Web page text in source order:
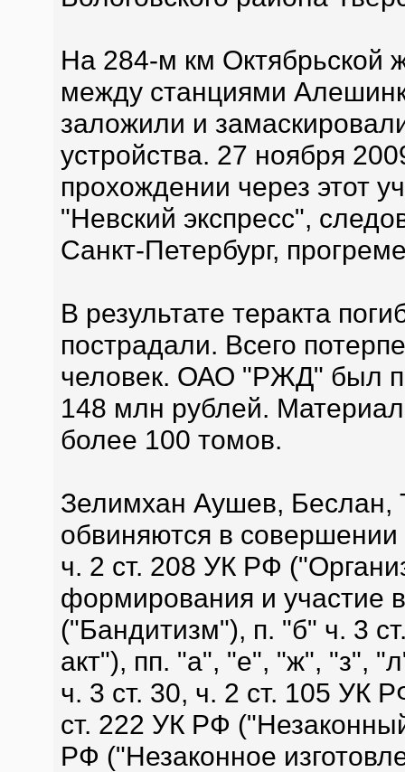
На 284-м км Октябрьской
между станциями
заложили и
устройства. 27 ноября
прохождении через этот
"Невский экспресс",
Санкт-Петербург,
В результате теракта
пострадали. Всего
человек. ОАО "РЖД" был
148 млн рублей.
более 100 томов.
Зелимхан Аушев, Беслан,
обвиняются в
ч. 2 ст. 208 УК РФ
формирования и участие
("Бандитизм"), п. "б" ч. 3
акт"), пп. "а", "е", "ж", "з",
ч. 3 ст. 30, ч. 2 ст. 105 УК
ст. 222 УК РФ
РФ ("Незаконное